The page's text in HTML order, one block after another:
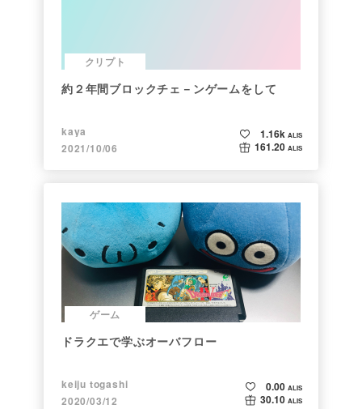
クリプト
約２年間ブロックチェ－ンゲームをして
kaya
2021/10/06
1.16k ALIS
161.20 ALIS
ゲーム
ドラクエで学ぶオーバフロー
keiju togashi
2020/03/12
0.00 ALIS
30.10 ALIS